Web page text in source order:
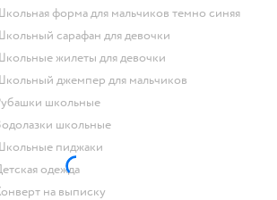
Школьная форма для мальчиков темно синяя
Школьный сарафан для девочки
Школьные жилеты для девочки
Школьный джемпер для мальчиков
Рубашки школьные
Водолазки школьные
Школьные пиджаки
Детская одежда
Конверт на выписку